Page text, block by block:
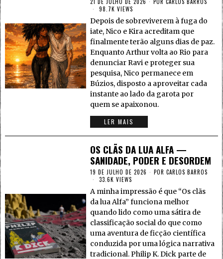
98.7K VIEWS
Depois de sobreviverem à fuga do
iate, Nico e Kira acreditam que
finalmente terão alguns dias de paz.
Enquanto Arthur volta ao Rio para
denunciar Ravi e proteger sua
pesquisa, Nico permanece em
Búzios, disposto a aproveitar cada
instante ao lado da garota por
quem se apaixonou.
LER MAIS
OS CLÃS DA LUA ALFA —
SANIDADE, PODER E DESORDEM
19 DE JULHO DE 2026 PORCARLOS BARROS
33.6K VIEWS
A minha impressão é que “Os clãs
da lua Alfa” funciona melhor
quando lido como uma sátira de
classificação social do que como
uma aventura de ficção científica
conduzida por uma lógica narrativa
tradicional. Philip K. Dick parte de